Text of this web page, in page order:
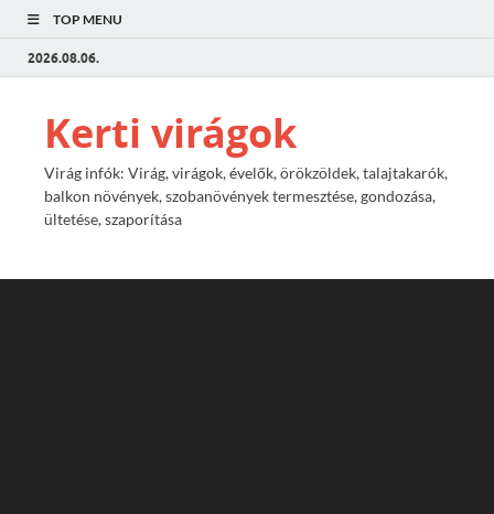
TOP MENU
2026.08.06.
Kerti virágok
Virág infók: Virág, virágok, évelők, örökzöldek, talajtakarók,
balkon növények, szobanövények termesztése, gondozása,
ültetése, szaporítása